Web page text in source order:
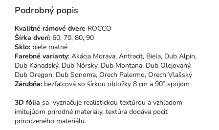
Podrobný popis
Kvalitné rámové dvere ROCCO
Šírka dverí: 60, 70, 80, 90
Sklo: biele matné
Farebné varianty: Akácia Morava, Antracit, Biela, Dub Alpin,
Dub Kanadský, Dub Nórsky, Dub Montana, Dub Olejovaný,
Dub Oregon, Dub Sonoma, Orech Palermo, Orech Vlašský
Zárubňa: bezfalcová so šírkou obložky 8 cm a 90° spojom
3D fólia sa vyznačuje realistickou textúrou a vzhľadom
imitujúcim prírodné materiály, textúra dodáva pocit
prirodzeného materiálu.